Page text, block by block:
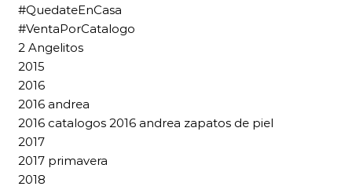
#QuedateEnCasa
#VentaPorCatalogo
2 Angelitos
2015
2016
2016 andrea
2016 catalogos 2016 andrea zapatos de piel
2017
2017 primavera
2018